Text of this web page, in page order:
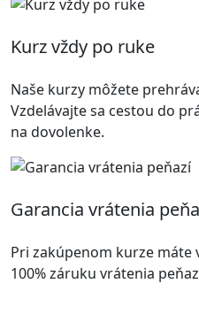
Kurz vždy po ruke
Naše kurzy môžete
Vzdelávajte sa cestou do
na dovolenke.
Garancia vrátenia
Pri zakúpenom kurze
100% záruku vrátenia